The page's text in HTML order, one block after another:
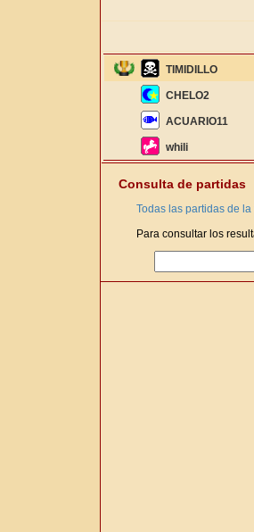
TIMIDILLO
CHELO2
ACUARIO11
whili
Consulta de partidas
Todas las partidas de la
Para consultar los